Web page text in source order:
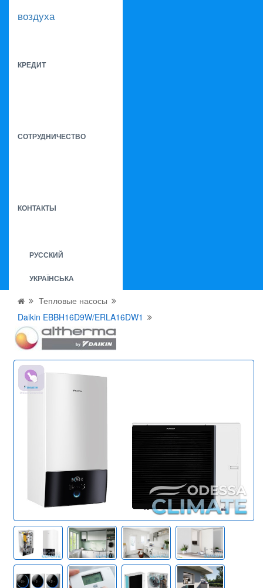
воздуха
КРЕДИТ
СОТРУДНИЧЕСТВО
КОНТАКТЫ
РУССКИЙ
УКРАЇНСЬКА
Тепловые насосы
Daikin EBBH16D9W/ERLA16DW1